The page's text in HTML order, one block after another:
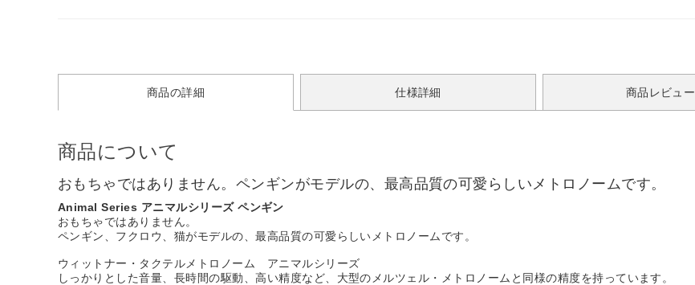
商品の詳細 仕様詳細 商品レビュー
商品について
おもちゃではありません。ペンギンがモデルの、最高品質の可愛らしいメトロノームです。
Animal Series アニマルシリーズ ペンギン
おもちゃではありません。
ペンギン、フクロウ、猫がモデルの、最高品質の可愛らしいメトロノームです。
ウィットナー・タクテルメトロノーム アニマルシリーズ
しっかりとした音量、長時間の駆動、高い精度など、大型のメルツェル・メトロノームと同様の精度を持っています。